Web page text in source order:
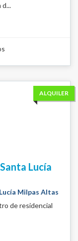
d...
ALQUILER
Lucía
Milpas Altas
de residencial